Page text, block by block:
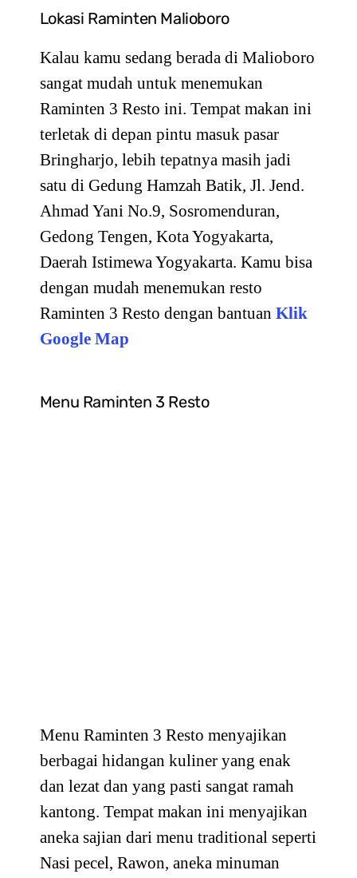
Lokasi Raminten Malioboro
Kalau kamu sedang berada di Malioboro
sangat mudah untuk menemukan
Raminten 3 Resto ini. Tempat makan ini
terletak di depan pintu masuk pasar
Bringharjo, lebih tepatnya masih jadi
satu di Gedung Hamzah Batik, Jl. Jend.
Ahmad Yani No.9, Sosromenduran,
Gedong Tengen, Kota Yogyakarta,
Daerah Istimewa Yogyakarta. Kamu bisa
dengan mudah menemukan resto
Raminten 3 Resto dengan bantuan Klik
Google Map
Menu Raminten 3 Resto
Menu Raminten 3 Resto menyajikan
berbagai hidangan kuliner yang enak
dan lezat dan yang pasti sangat ramah
kantong. Tempat makan ini menyajikan
aneka sajian dari menu traditional seperti
Nasi pecel, Rawon, aneka minuman